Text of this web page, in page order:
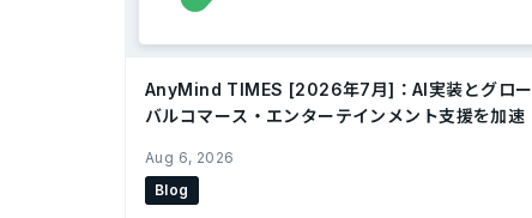
AnyMind TIMES [2026年7月]：AI実装とグロー
バルコマース・エンターテインメント支援を加速
Aug 6, 2026
Blog